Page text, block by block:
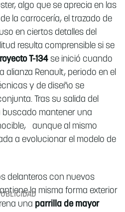
algo que se aprecia en las
la carrocería, el trazado de
en ciertos detalles del
resulta comprensible si se
T-134 se inició cuando
alianza Renault, periodo en el
y de diseño se
Tras su salida del
mantener una
aunque al mismo
a evolucionar el modelo de
delanteros con nuevos
la misma forma exterior
una parrilla de mayor